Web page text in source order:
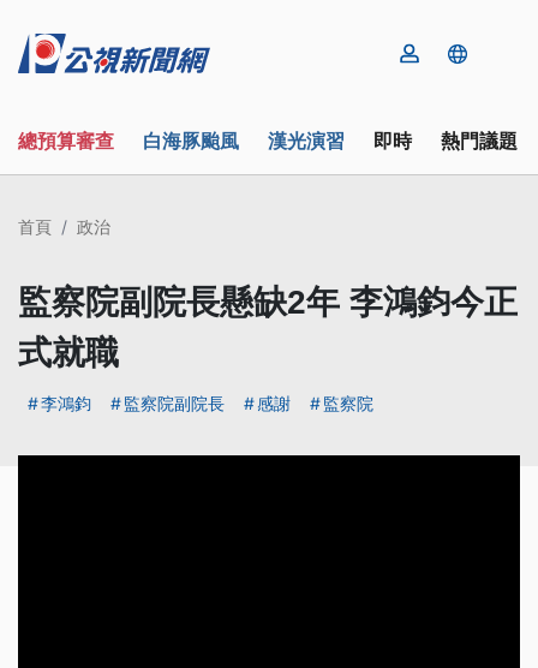
總預算審查 白海豚颱風 漢光演習 即時 熱門議題
首頁 政治
監察院副院長懸缺2年 李鴻鈞今正
式就職
李鴻鈞 監察院副院長 感謝 監察院